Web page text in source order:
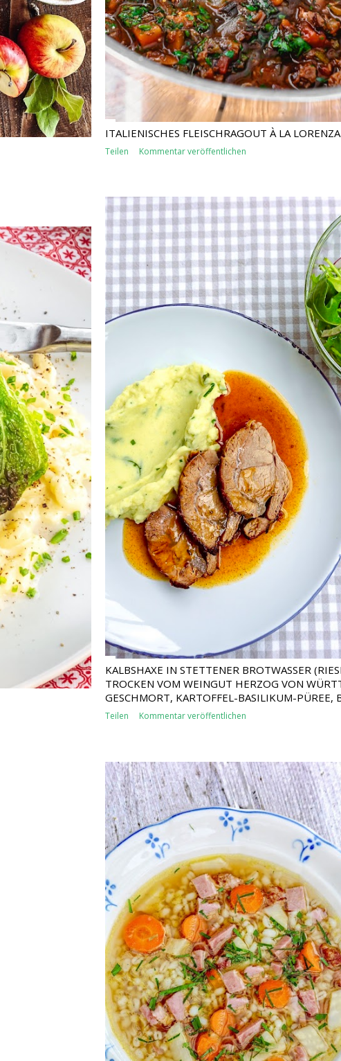
ITALIENISCHES FLEISCHRAGOUT À LA
Teilen Kommentar veröffentlichen
KALBSHAXE IN STETTENER BROTWASSER
TROCKEN VOM WEINGUT HERZOG VON
GESCHMORT, KARTOFFEL-BASILIKUM-PÜREE,
Teilen Kommentar veröffentlichen